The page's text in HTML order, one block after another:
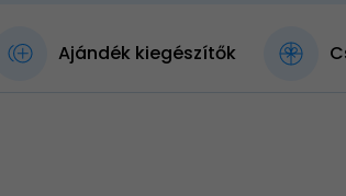
Ajándék kiegészítők